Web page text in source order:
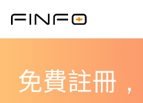
免費註冊